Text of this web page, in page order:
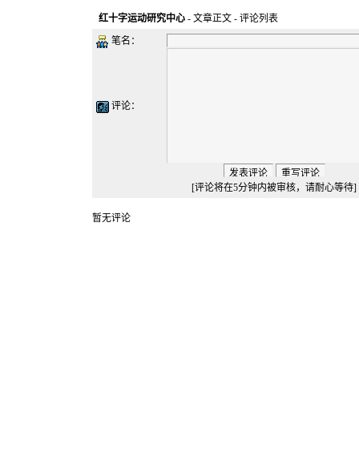
红十字运动研究中心 - 文章正文 - 评论列表
笔名：
评论：
[评论将在5分钟内被审核，请耐心等待]
暂无评论